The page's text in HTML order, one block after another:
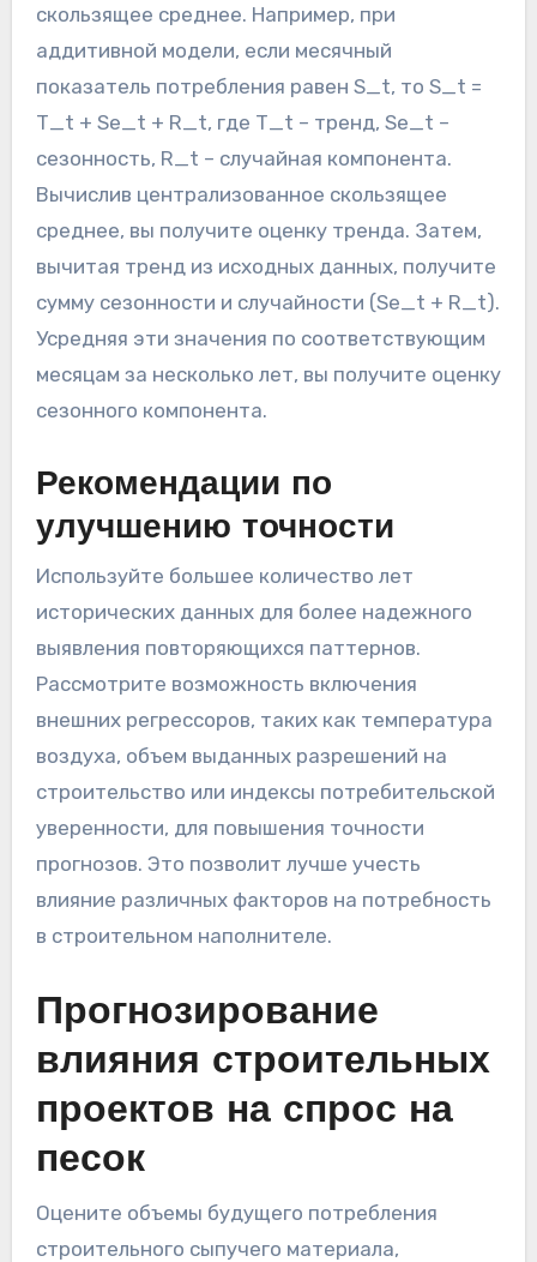
скользящее среднее. Например, при
аддитивной модели, если месячный
показатель потребления равен S_t, то S_t =
T_t + Se_t + R_t, где T_t – тренд, Se_t –
сезонность, R_t – случайная компонента.
Вычислив централизованное скользящее
среднее, вы получите оценку тренда. Затем,
вычитая тренд из исходных данных, получите
сумму сезонности и случайности (Se_t + R_t).
Усредняя эти значения по соответствующим
месяцам за несколько лет, вы получите оценку
сезонного компонента.
Рекомендации по
улучшению точности
Используйте большее количество лет
исторических данных для более надежного
выявления повторяющихся паттернов.
Рассмотрите возможность включения
внешних регрессоров, таких как температура
воздуха, объем выданных разрешений на
строительство или индексы потребительской
уверенности, для повышения точности
прогнозов. Это позволит лучше учесть
влияние различных факторов на потребность
в строительном наполнителе.
Прогнозирование
влияния строительных
проектов на спрос на
песок
Оцените объемы будущего потребления
строительного сыпучего материала,